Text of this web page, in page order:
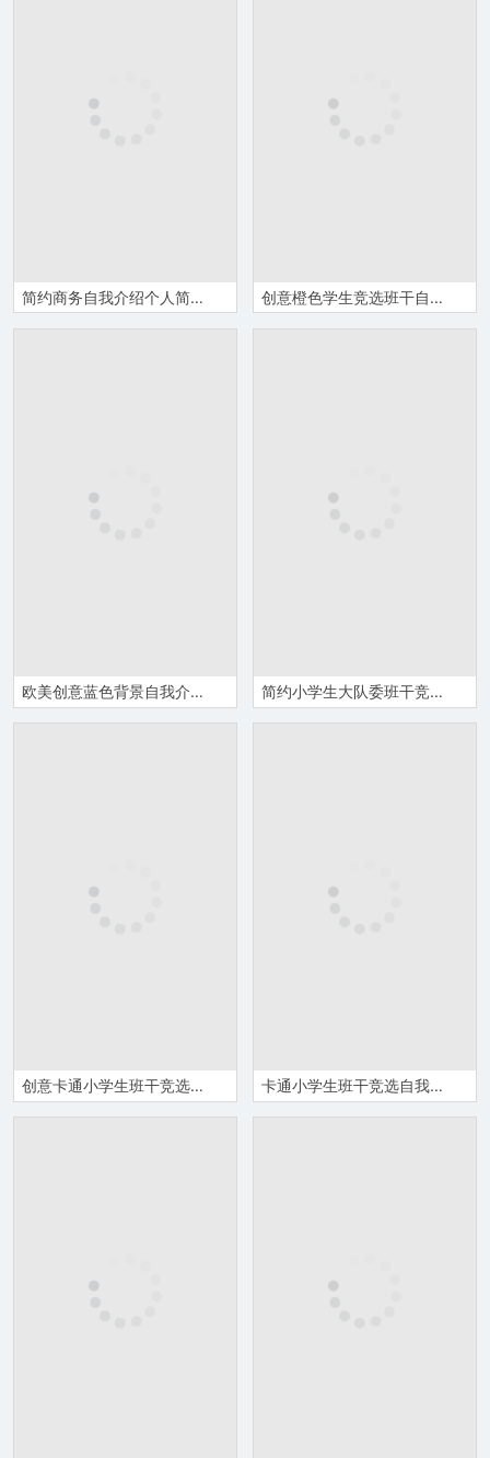
简约商务自我介绍个人简历PPT模板 创意橙色学生竞选班干自我介绍
欧美创意蓝色背景自我介绍个人简历PPT模板 简约小学生大队委班干竞选自我介绍
创意卡通小学生班干竞选自我介绍 卡通小学生班干竞选自我介绍PPT模板